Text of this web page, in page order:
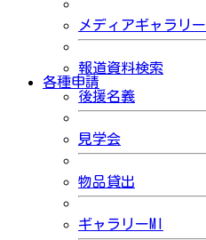
メディアギャラリー
報道資料検索
各種申請
後援名義
見学会
物品貸出
ギャラリーMI